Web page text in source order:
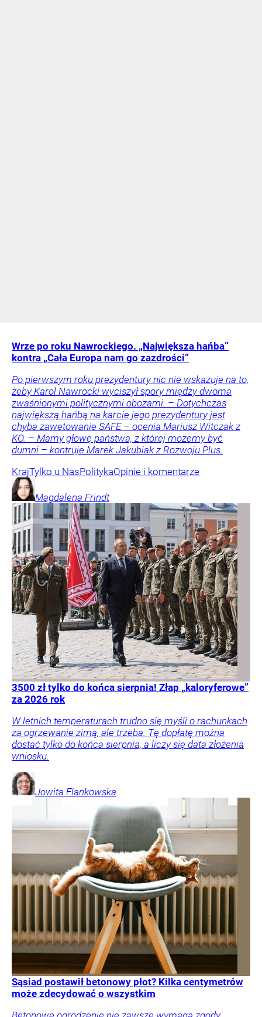
Wrze po roku Nawrockiego. „Największa hańba”
kontra „Cała Europa nam go zazdrości”
Po pierwszym roku prezydentury nic nie wskazuje na to,
żeby Karol Nawrocki wyciszył spory między dwoma
zwaśnionymi politycznymi obozami. – Dotychczas
największą hańbą na karcie jego prezydentury jest
chyba zawetowanie SAFE – ocenia Mariusz Witczak z
KO. – Mamy głowę państwa, z której możemy być
dumni – kontruje Marek Jakubiak z Rozwoju Plus.
KrajTylko u NasPolitykaOpinie i komentarze
Magdalena Frindt
3500 zł tylko do końca sierpnia! Złap „kaloryferowe”
za 2026 rok
W letnich temperaturach trudno się myśli o rachunkach
za ogrzewanie zimą, ale trzeba. Tę dopłatę można
dostać tylko do końca sierpnia, a liczy się data złożenia
wniosku.
Jowita Flankowska
Sąsiad postawił betonowy płot? Kilka centymetrów
może zdecydować o wszystkim